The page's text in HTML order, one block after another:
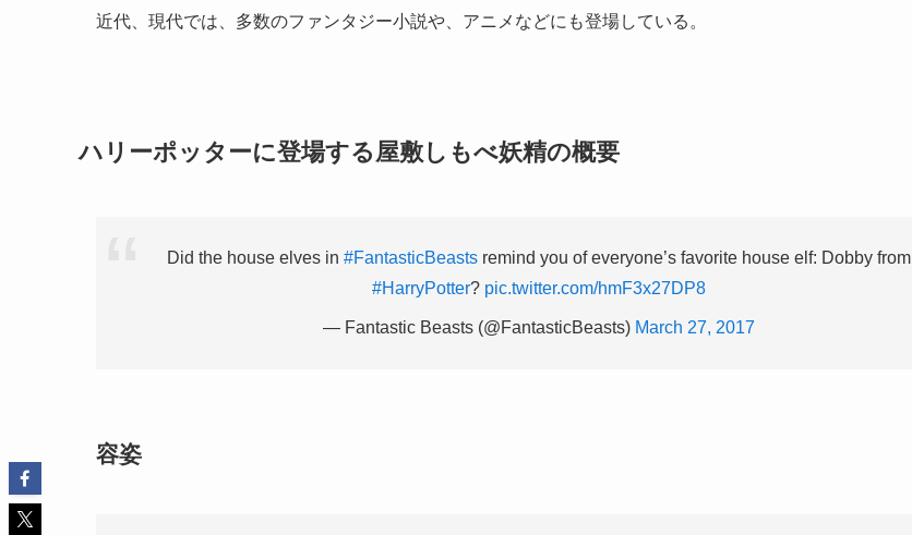
近代、現代では、多数のファンタジー小説や、アニメなどにも登場している。
ハリーポッターに登場する屋敷しもべ妖精の概要
Did the house elves in #FantasticBeasts remind you of everyone’s favorite house elf: Dobby from
#HarryPotter? pic.twitter.com/hmF3x27DP8
— Fantastic Beasts (@FantasticBeasts) March 27, 2017
容姿